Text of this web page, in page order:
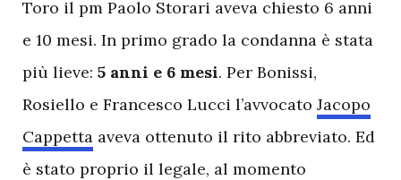
Toro il pm Paolo Storari aveva chiesto 6 anni
e 10 mesi. In primo grado la condanna è stata
più lieve: 5 anni e 6 mesi. Per Bonissi,
Rosiello e Francesco Lucci l’avvocato Jacopo
Cappetta aveva ottenuto il rito abbreviato. Ed
è stato proprio il legale, al momento